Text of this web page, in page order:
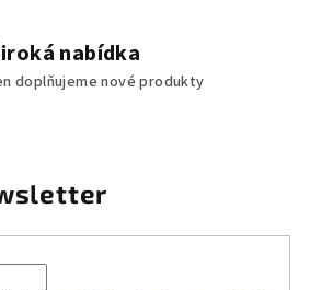
nabídka
doplňujeme nové produkty